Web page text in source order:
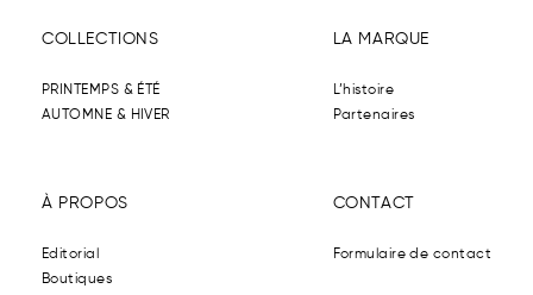
LA MARQUE
L’histoire
Partenaires
À PROPOS
Editorial
Boutiques
COLLECTIONS
PRINTEMPS & ÉTÉ
AUTOMNE & HIVER
CONTACT
Formulaire de contact